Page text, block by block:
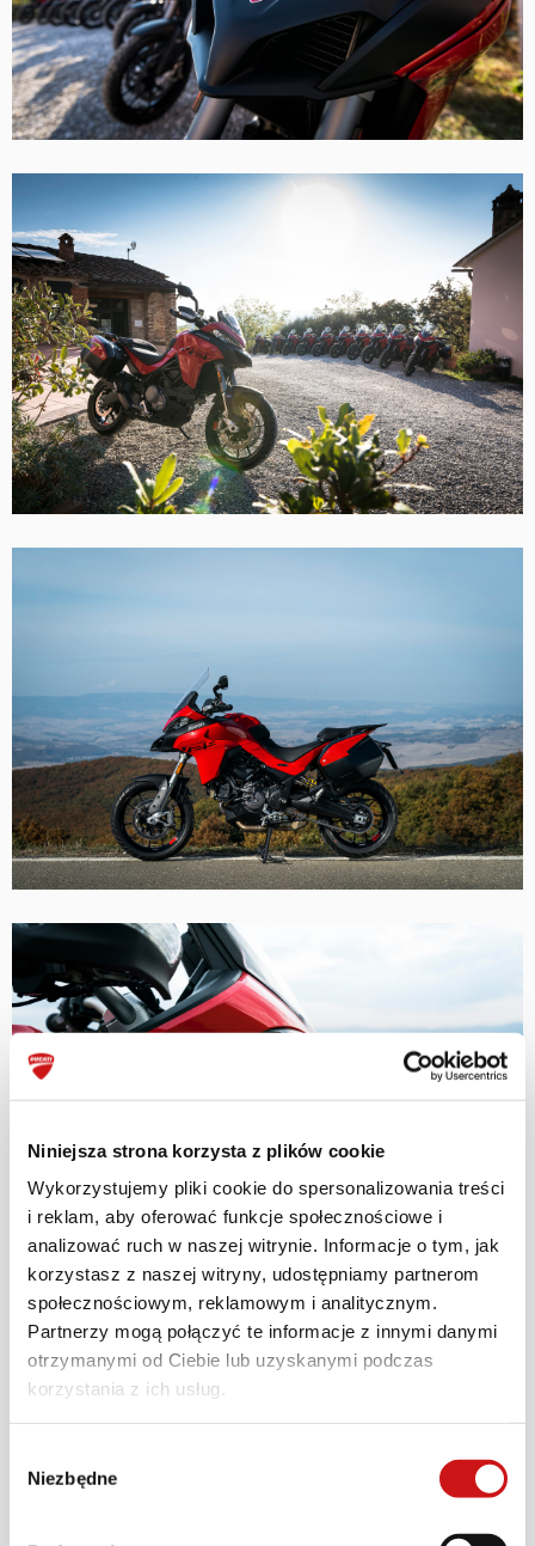
Niniejsza strona korzysta z plików cookie
Wykorzystujemy pliki cookie do spersonalizowania treści
i reklam, aby oferować funkcje społecznościowe i
analizować ruch w naszej witrynie. Informacje o tym, jak
korzystasz z naszej witryny, udostępniamy partnerom
społecznościowym, reklamowym i analitycznym.
Partnerzy mogą połączyć te informacje z innymi danymi
otrzymanymi od Ciebie lub uzyskanymi podczas
korzystania z ich usług.
zgody
Niezbędne
Piękne drogi wijące się między klimatycznymi
miasteczkami wzdłuż wybrzeża z licznymi
Multistrada V2 wprowadziła mnie w stan
tylko ja, maszyna i rozkoszne poczucie wolności.